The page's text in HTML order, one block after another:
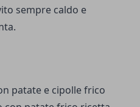
sempre caldo e